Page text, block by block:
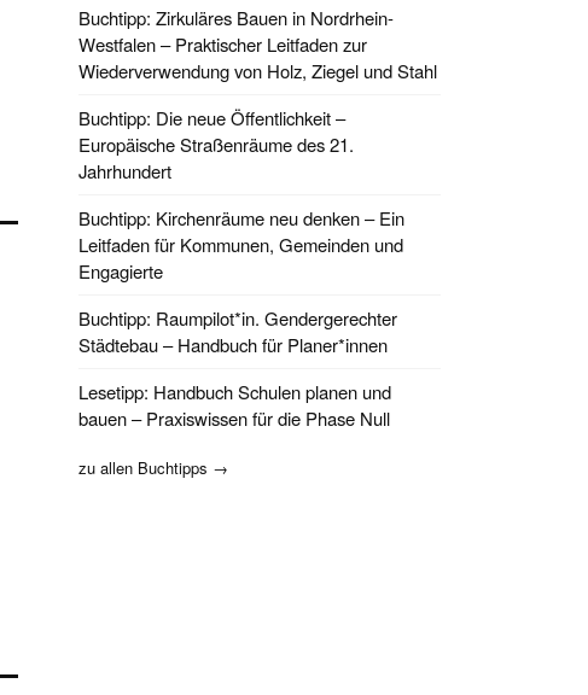
Buchtipp: Zirkuläres Bauen in Nordrhein-
Westfalen – Praktischer Leitfaden zur
Wiederverwendung von Holz, Ziegel und Stahl
Buchtipp: Die neue Öffentlichkeit –
Europäische Straßenräume des 21.
Jahrhundert
Buchtipp: Kirchenräume neu denken – Ein
Leitfaden für Kommunen, Gemeinden und
Engagierte
Buchtipp: Raumpilot*in. Gendergerechter
Städtebau – Handbuch für Planer*innen
Lesetipp: Handbuch Schulen planen und
bauen – Praxiswissen für die Phase Null
zu allen Buchtipps →